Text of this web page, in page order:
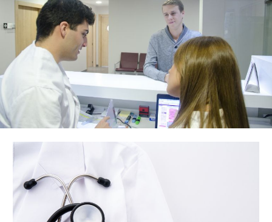
と
体
健
ト！
あ
な